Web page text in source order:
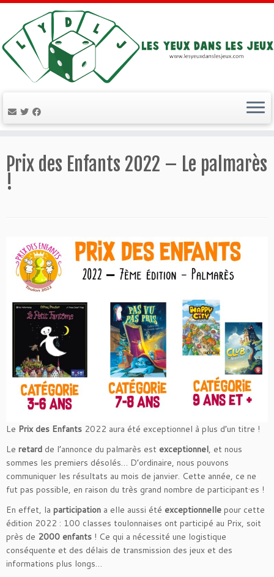
au
contenu
Prix des Enfants 2022 – Le palmarès
!
Le Prix des Enfants 2022 aura été exceptionnel à plus d’un titre !
Le retard de l’annonce du palmarès est exceptionnel, et nous
sommes les premiers désolés… D’ordinaire, nous pouvons
communiquer les résultats au mois de janvier. Cette année, ce ne
fut pas possible, en raison du très grand nombre de participant·es !
En effet, la participation a elle aussi été exceptionnelle pour cette
édition 2022 : 100 classes toulonnaises ont participé au Prix, soit
près de 2000 enfants ! Ce qui a nécessité une logistique
conséquente et des délais de transmission des jeux et des
informations plus longs…